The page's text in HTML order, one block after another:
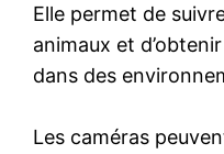
Elle permet de
animaux et
dans des
Les caméras